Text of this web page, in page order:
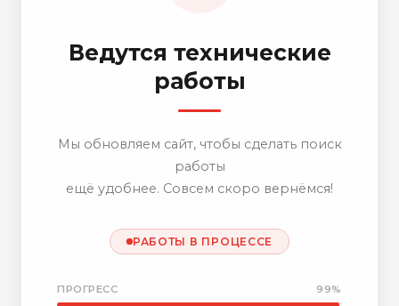
Ведутся технические
работы
Мы обновляем сайт, чтобы сделать поиск
работы
ещё удобнее. Совсем скоро вернёмся!
РАБОТЫ В ПРОЦЕССЕ
ПРОГРЕСС 99%